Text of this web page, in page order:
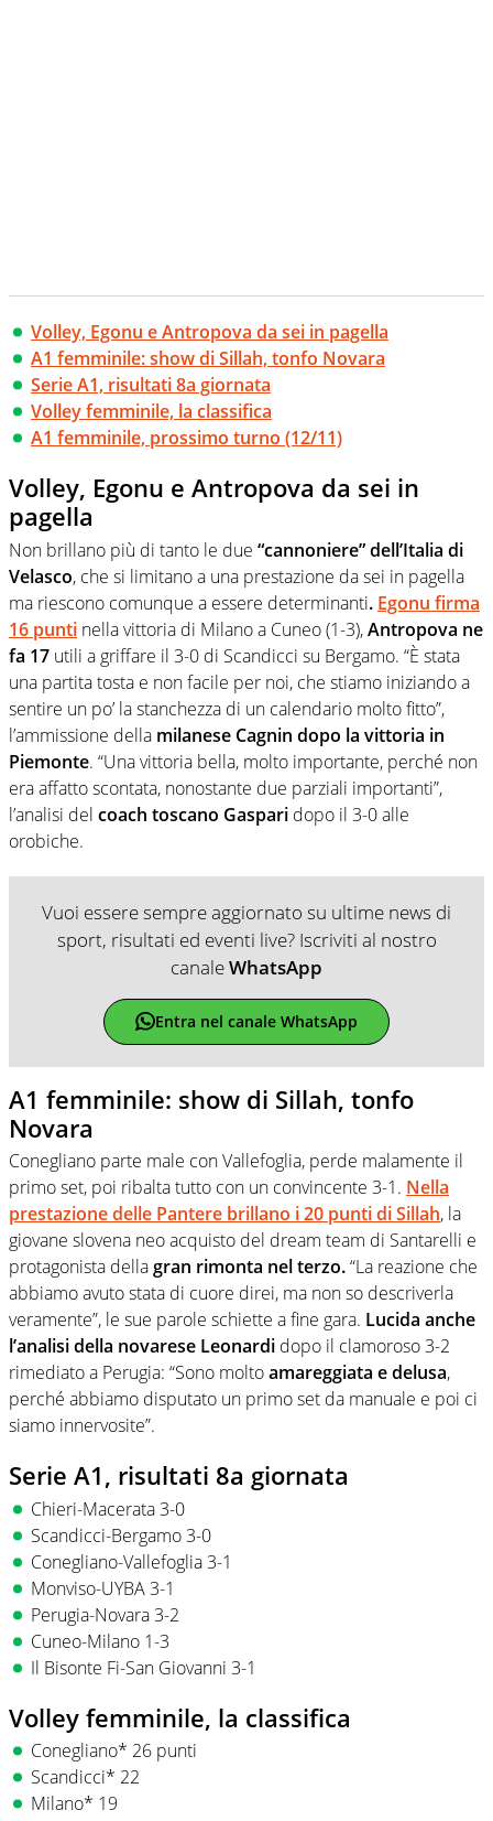
Volley, Egonu e Antropova da sei in pagella
A1 femminile: show di Sillah, tonfo Novara
Serie A1, risultati 8a giornata
Volley femminile, la classifica
A1 femminile, prossimo turno (12/11)
Volley, Egonu e Antropova da sei in
pagella
Non brillano più di tanto le due “cannoniere” dell’Italia di
Velasco, che si limitano a una prestazione da sei in pagella
ma riescono comunque a essere determinanti. Egonu firma
16 punti nella vittoria di Milano a Cuneo (1-3),Antropova ne
fa 17 utili a griffare il 3-0 di Scandicci su Bergamo. “È stata
una partita tosta e non facile per noi, che stiamo iniziando a
sentire un po’ la stanchezza di un calendario molto fitto”,
l’ammissione della milanese Cagnin dopo la vittoria in
Piemonte. “Una vittoria bella, molto importante, perché non
era affatto scontata, nonostante due parziali importanti”,
l’analisi del coach toscano Gaspari dopo il 3-0 alle
orobiche.
Vuoi essere sempre aggiornato su ultime news di
sport, risultati ed eventi live? Iscriviti al nostro
canaleWhatsApp
Entra nel canale WhatsApp
A1 femminile: show di Sillah, tonfo
Novara
Conegliano parte male con Vallefoglia, perde malamente il
primo set, poi ribalta tutto con un convincente 3-1. Nella
prestazione delle Pantere brillano i 20 punti di Sillah, la
giovane slovena neo acquisto del dream team di Santarelli e
protagonista dellagran rimonta nel terzo.“La reazione che
abbiamo avuto stata di cuore direi, ma non so descriverla
veramente”, le sue parole schiette a fine gara. Lucida anche
l’analisi della novarese Leonardi dopo il clamoroso 3-2
rimediato a Perugia: “Sono moltoamareggiata e delusa,
perché abbiamo disputato un primo set da manuale e poi ci
siamo innervosite”.
Serie A1, risultati 8a giornata
Chieri-Macerata 3-0
Scandicci-Bergamo 3-0
Conegliano-Vallefoglia 3-1
Monviso-UYBA 3-1
Perugia-Novara 3-2
Cuneo-Milano 1-3
Il Bisonte Fi-San Giovanni 3-1
Volley femminile, la classifica
Conegliano* 26 punti
Scandicci* 22
Milano* 19